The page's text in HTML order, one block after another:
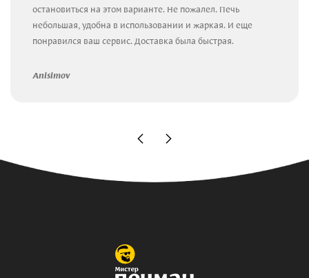
остановиться на этом варианте. Не пожалел. Печь
небольшая, удобна в использовании и жаркая. И еще
понравился ваш сервис. Доставка была быстрая.
Anisimov